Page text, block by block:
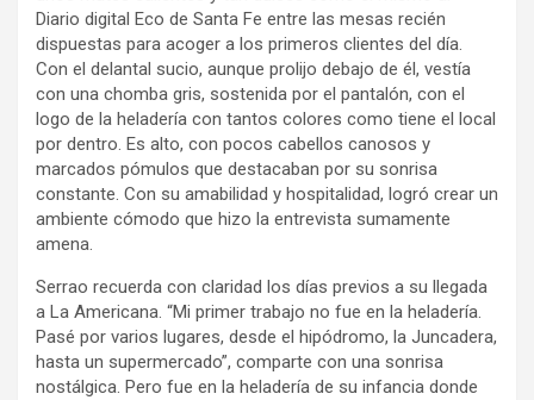
Diario digital Eco de Santa Fe entre las mesas recién
dispuestas para acoger a los primeros clientes del día.
Con el delantal sucio, aunque prolijo debajo de él, vestía
con una chomba gris, sostenida por el pantalón, con el
logo de la heladería con tantos colores como tiene el local
por dentro. Es alto, con pocos cabellos canosos y
marcados pómulos que destacaban por su sonrisa
constante. Con su amabilidad y hospitalidad, logró crear un
ambiente cómodo que hizo la entrevista sumamente
amena.
Serrao recuerda con claridad los días previos a su llegada
a La Americana. “Mi primer trabajo no fue en la heladería.
Pasé por varios lugares, desde el hipódromo, la Juncadera,
hasta un supermercado”, comparte con una sonrisa
nostálgica. Pero fue en la heladería de su infancia donde